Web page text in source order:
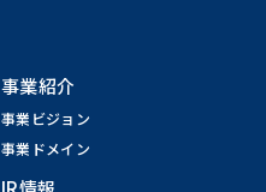
事業紹介
事業ビジョン
事業ドメイン